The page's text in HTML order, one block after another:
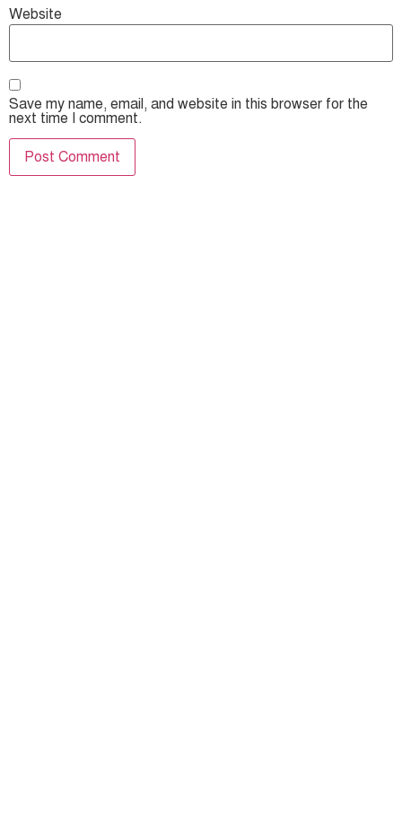
Website
Save my name, email, and website in this browser for the
next time I comment.